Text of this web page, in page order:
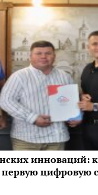
инноваций:
первую цифровую